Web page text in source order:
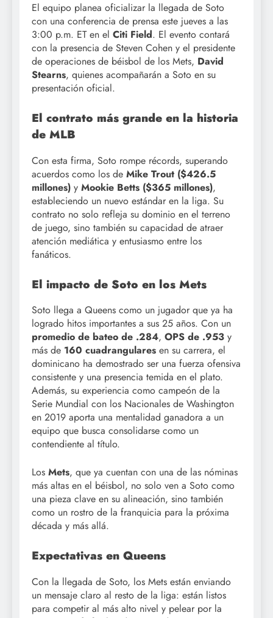
El equipo planea oficializar la llegada de Soto
con una conferencia de prensa este jueves a las
3:00 p.m. ET en el Citi Field. El evento contará
con la presencia de Steven Cohen y el presidente
de operaciones de béisbol de los Mets, David
Stearns, quienes acompañarán a Soto en su
presentación oficial.
El contrato más grande en la historia
de MLB
Con esta firma, Soto rompe récords, superando
acuerdos como los de Mike Trout ($426.5
millones) y Mookie Betts ($365 millones),
estableciendo un nuevo estándar en la liga. Su
contrato no solo refleja su dominio en el terreno
de juego, sino también su capacidad de atraer
atención mediática y entusiasmo entre los
fanáticos.
El impacto de Soto en los Mets
Soto llega a Queens como un jugador que ya ha
logrado hitos importantes a sus 25 años. Con un
promedio de bateo de .284, OPS de .953 y
más de 160 cuadrangulares en su carrera, el
dominicano ha demostrado ser una fuerza ofensiva
consistente y una presencia temida en el plato.
Además, su experiencia como campeón de la
Serie Mundial con los Nacionales de Washington
en 2019 aporta una mentalidad ganadora a un
equipo que busca consolidarse como un
contendiente al título.
Los Mets, que ya cuentan con una de las nóminas
más altas en el béisbol, no solo ven a Soto como
una pieza clave en su alineación, sino también
como un rostro de la franquicia para la próxima
década y más allá.
Expectativas en Queens
Con la llegada de Soto, los Mets están enviando
un mensaje claro al resto de la liga: están listos
para competir al más alto nivel y pelear por la